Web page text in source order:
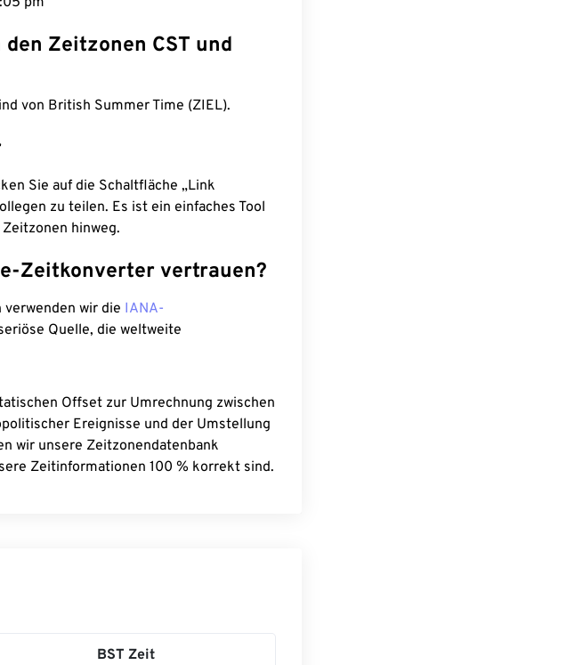
Zeitzonen CST und
von British Summer Time (ZIEL).
Sie auf die Schaltfläche „Link
zu teilen. Es ist ein einfaches Tool
hinweg.
Zeitkonverter vertrauen?
wir die IANA-
Quelle, die weltweite
Offset zur Umrechnung zwischen
Ereignisse und der Umstellung
wir unsere Zeitzonendatenbank
Zeitinformationen 100 % korrekt sind.
BST Zeit